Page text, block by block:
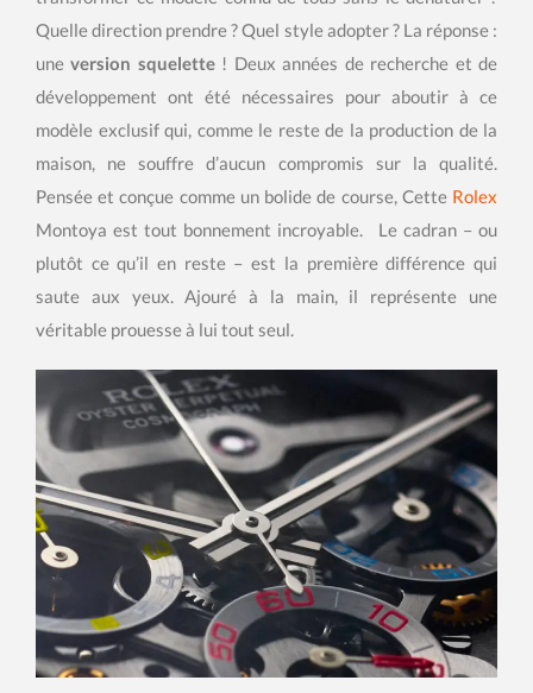
Quelle direction prendre ? Quel style adopter ? La réponse :
uneversion squelette! Deux années de recherche et de
développement ont été nécessaires pour aboutir à ce
modèle exclusif qui, comme le reste de la production de la
maison, ne souffre d’aucun compromis sur la qualité.
Pensée et conçue comme un bolide de course, Cette Rolex
Montoya est tout bonnement incroyable. Le cadran – ou
plutôt ce qu’il en reste – est la première différence qui
saute aux yeux. Ajouré à la main, il représente une
véritable prouesse à lui tout seul.